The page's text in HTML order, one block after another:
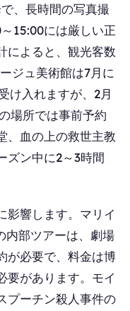
、長時間の写真撮
15:00には厳しい正
によると、観光客数
ジュ美術館は7月に
け入れますが、2月
場所では事前予約
、血の上の救世主教
ズン中に2～3時間
影響します。マリイ
内部ツアーは、劇場
が必要で、料金は博
要があります。モイ
プーチン殺人事件の